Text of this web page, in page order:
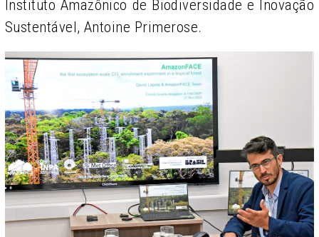
Instituto Amazônico de Biodiversidade e Inovação
Sustentável, Antoine Primerose.